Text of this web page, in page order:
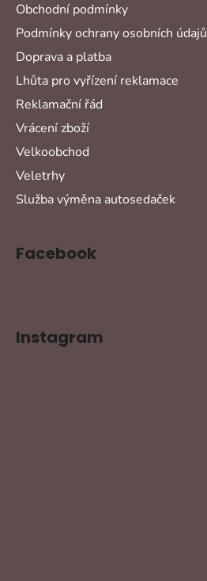
Obchodní podmínky
Podmínky ochrany osobních údajů
Doprava a platba
Lhůta pro vyřízení reklamace
Reklamační řád
Vrácení zboží
Velkoobchod
Veletrhy
Služba výměna autosedaček
Facebook
Instagram